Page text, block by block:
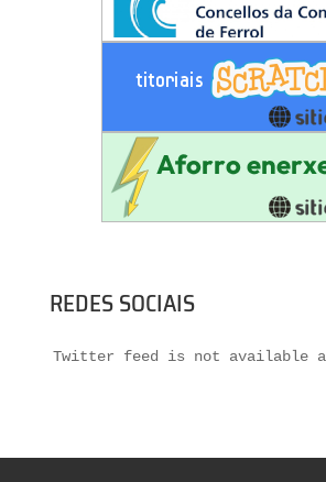
REDES SOCIAIS
Twitter feed is not available at